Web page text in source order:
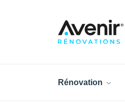
Rénovation